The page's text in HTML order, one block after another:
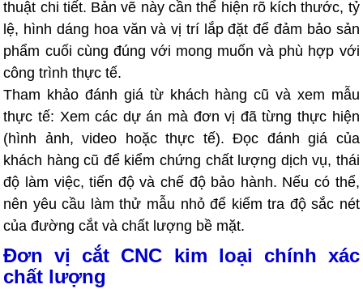
thuật chi tiết. Bản vẽ này cần thể hiện rõ kích thước, tỷ
lệ, hình dáng hoa văn và vị trí lắp đặt để đảm bảo sản
phẩm cuối cùng đúng với mong muốn và phù hợp với
công trình thực tế.
Tham khảo đánh giá từ khách hàng cũ và xem mẫu
thực tế: Xem các dự án mà đơn vị đã từng thực hiện
(hình ảnh, video hoặc thực tế). Đọc đánh giá của
khách hàng cũ để kiểm chứng chất lượng dịch vụ, thái
độ làm việc, tiến độ và chế độ bảo hành. Nếu có thể,
nên yêu cầu làm thử mẫu nhỏ để kiểm tra độ sắc nét
của đường cắt và chất lượng bề mặt.
Đơn vị cắt CNC kim loại chính xác
chất lượng